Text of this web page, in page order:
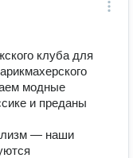
клуба для
модные
и преданы
— наши